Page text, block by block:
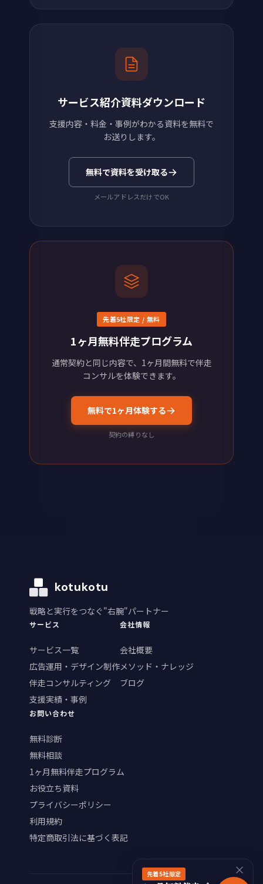
サービス紹介資料ダウンロード
支援内容・料金・事例がわかる資料を無料で
お送りします。
無料で資料を受け取る
メールアドレスだけでOK
先着5社限定 / 無料
1ヶ月無料伴走プログラム
通常契約と同じ内容で、1ヶ月間無料で伴走
コンサルを体験できます。
無料で1ヶ月体験する
契約の縛りなし
kotukotu
戦略と実行をつなぐ"右腕"パートナー
サービス
サービス一覧
広告運用・デザイン制作
伴走コンサルティング
支援実績・事例
会社情報
会社概要
メソッド・ナレッジ
ブログ
お問い合わせ
無料診断
無料相談
1ヶ月無料伴走プログラム
お役立ち資料
プライバシーポリシー
利用規約
特定商取引法に基づく表記
×
先着5社限定